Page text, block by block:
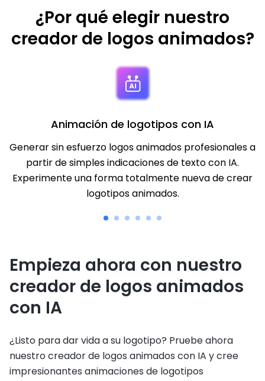
¿Por qué elegir nuestro
creador de logos animados?
Animación de logotipos con IA
Generar sin esfuerzo logos animados profesionales a
partir de simples indicaciones de texto con IA.
Experimente una forma totalmente nueva de crear
logotipos animados.
Empieza ahora con nuestro
creador de logos animados
con IA
¿Listo para dar vida a su logotipo? Pruebe ahora
nuestro creador de logos animados con IA y cree
impresionantes animaciones de logotipos